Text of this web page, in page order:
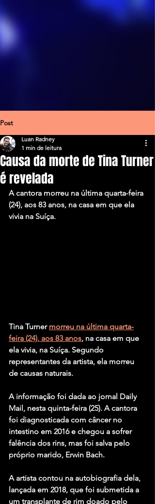
Post
Causa da morte de Tina Turner
é revelada
Luan Radney
1 min de leitura
A cantora morreu na última quarta-feira
(24), aos 83 anos, na casa em que ela
vivia na Suíça.
Tina Turner morreu na última quarta-
feira (24), aos 83 anos, na casa em que
ela vivia, na Suíça. Segundo
representantes da artista, ela morreu
de causas naturais.
A informação foi dada ao jornal Daily
Mail, nesta quinta-feira (25). A cantora
foi diagnosticada com câncer no
intestino em 2016 e chegou a sofrer
falência dos rins, mas foi salva pelo
próprio marido, Erwin Bach.
A artista contou na autobiografia dela,
lançada em 2018, que foi submetida a
um transplante de rim doado pelo